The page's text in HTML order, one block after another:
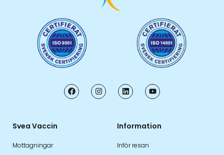
Svea Vaccin
Mottagningar
Information
Inför resan